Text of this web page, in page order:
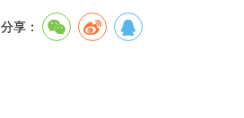
分享：